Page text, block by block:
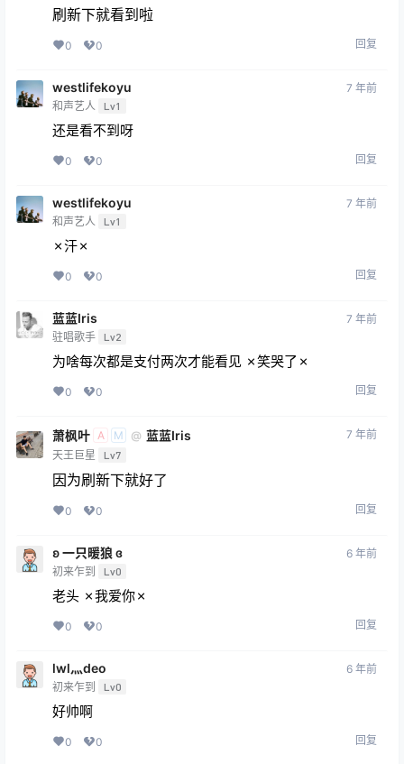
刷新下就看到啦
0 0 回复
westlifekoyu
和声艺人 Lv1
7 年前
还是看不到呀
0 0 回复
westlifekoyu
和声艺人 Lv1
7 年前
✗汗✗
0 0 回复
蓝蓝Iris
驻唱歌手 Lv2
7 年前
为啥每次都是支付两次才能看见 ✗笑哭了✗
0 0 回复
萧枫叶 A M @ 蓝蓝Iris
天王巨星 Lv7
7 年前
因为刷新下就好了
0 0 回复
ʚ 一只暖狼 ɞ
初来乍到 Lv0
6 年前
老头 ✗我爱你✗
0 0 回复
lwl灬deo
初来乍到 Lv0
6 年前
好帅啊
0 0 回复